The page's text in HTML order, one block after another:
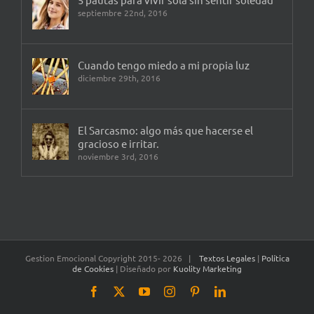
septiembre 22nd, 2016
Cuando tengo miedo a mi propia luz
diciembre 29th, 2016
El Sarcasmo: algo más que hacerse el
gracioso e irritar.
noviembre 3rd, 2016
Gestion Emocional Copyright 2015- 2026 | Textos Legales | Política
de Cookies | Diseñado por Kuolity Marketing
Facebook
YouTubeInstagramPinterestLinkedIn